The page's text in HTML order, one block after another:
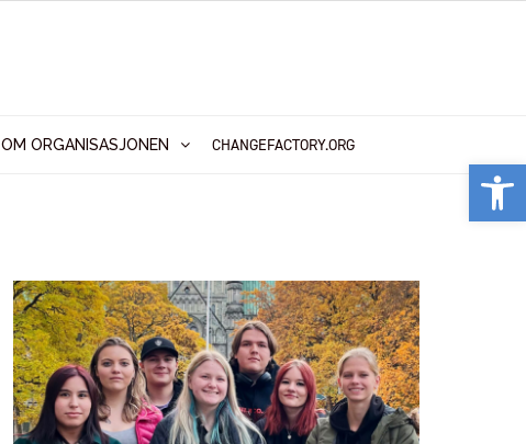
OM ORGANISASJONEN CHANGEFACTORY.ORG